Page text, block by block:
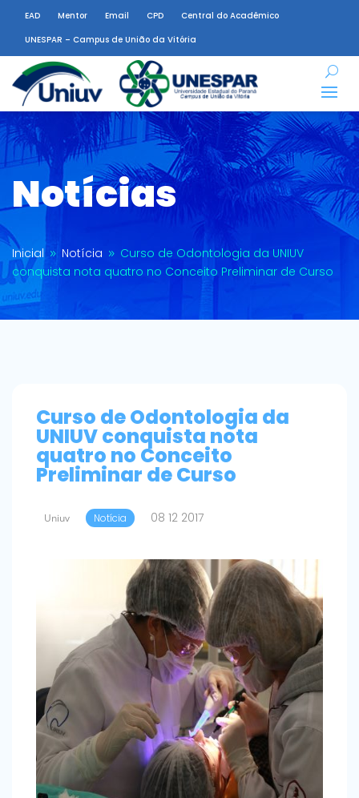
EAD Mentor Email CPD
Central do Acadêmico
UNESPAR – Campus de União da Vitória
Notícias
Inicial 9 Notícia 9 Curso de Odontologia da UNIUV
conquista nota quatro no Conceito Preliminar de Curso
Curso de Odontologia da
UNIUV conquista nota
quatro no Conceito
Preliminar de Curso
Uniuv Notícia 08 12 2017